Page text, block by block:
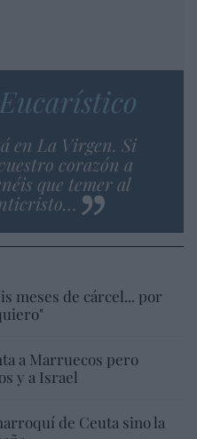
en La Virgen. Si
corazón a
que temer al
meses de cárcel... por
a Marruecos pero
y a Israel
de Ceuta sino la